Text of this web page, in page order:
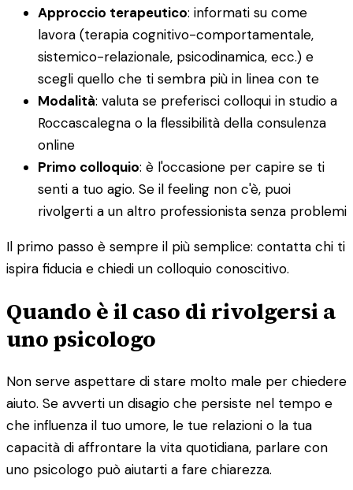
Approccio terapeutico: informati su come
lavora (terapia cognitivo-comportamentale,
sistemico-relazionale, psicodinamica, ecc.) e
scegli quello che ti sembra più in linea con te
Modalità: valuta se preferisci colloqui in studio a
Roccascalegna o la flessibilità della consulenza
online
Primo colloquio: è l'occasione per capire se ti
senti a tuo agio. Se il feeling non c'è, puoi
rivolgerti a un altro professionista senza problemi
Il primo passo è sempre il più semplice: contatta chi ti
ispira fiducia e chiedi un colloquio conoscitivo.
Quando è il caso di rivolgersi a
uno psicologo
Non serve aspettare di stare molto male per chiedere
aiuto. Se avverti un disagio che persiste nel tempo e
che influenza il tuo umore, le tue relazioni o la tua
capacità di affrontare la vita quotidiana, parlare con
uno psicologo può aiutarti a fare chiarezza.